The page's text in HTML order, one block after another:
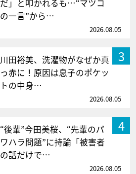
だ」と叩かれるも…“マツコ
の一言”から…
2026.08.05
3
川田裕美、洗濯物がなぜか真
っ赤に！原因は息子のポケッ
トの中身…
2026.08.05
4
“後輩”今田美桜、“先輩のパ
ワハラ問題”に持論「被害者
の話だけで…
2026.08.05